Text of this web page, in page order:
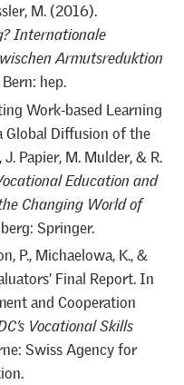
M. (2016).
Internationale
Armutsreduktion
Bern: hep.
Work-based Learning
Global Diffusion of the
Papier, M. Mulder, & R.
Education and
Changing World of
Springer.
P., Michaelowa, K., &
Final Report. In
and Cooperation
Vocational Skills
Swiss Agency for